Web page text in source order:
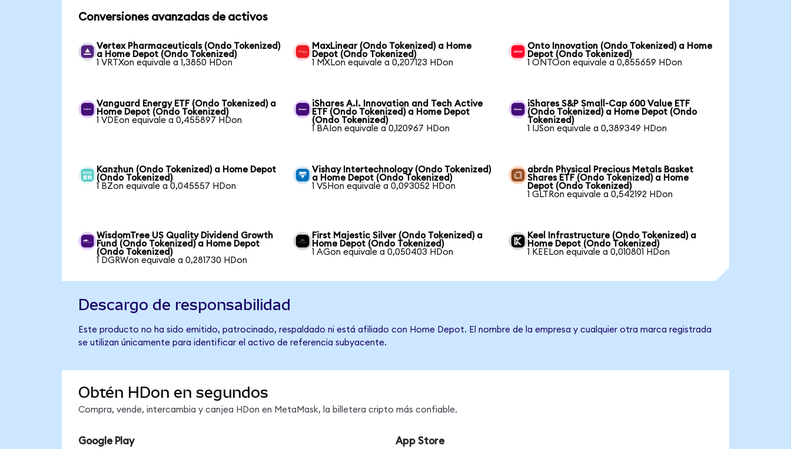
Conversiones avanzadas de activos
Vertex Pharmaceuticals (Ondo Tokenized)
a Home Depot (Ondo Tokenized)
1 VRTXon equivale a 1,3850 HDon
MaxLinear (Ondo Tokenized) a Home
Depot (Ondo Tokenized)
1 MXLon equivale a 0,207123 HDon
Onto Innovation (Ondo Tokenized) a Home
Depot (Ondo Tokenized)
1 ONTOon equivale a 0,855659 HDon
Vanguard Energy ETF (Ondo Tokenized) a
Home Depot (Ondo Tokenized)
1 VDEon equivale a 0,455897 HDon
iShares A.I. Innovation and Tech Active
ETF (Ondo Tokenized) a Home Depot
(Ondo Tokenized)
1 BAIon equivale a 0,120967 HDon
iShares S&P Small-Cap 600 Value ETF
(Ondo Tokenized) a Home Depot (Ondo
Tokenized)
1 IJSon equivale a 0,389349 HDon
Kanzhun (Ondo Tokenized) a Home Depot
(Ondo Tokenized)
1 BZon equivale a 0,045557 HDon
Vishay Intertechnology (Ondo Tokenized)
a Home Depot (Ondo Tokenized)
1 VSHon equivale a 0,093052 HDon
abrdn Physical Precious Metals Basket
Shares ETF (Ondo Tokenized) a Home
Depot (Ondo Tokenized)
1 GLTRon equivale a 0,542192 HDon
WisdomTree US Quality Dividend Growth
Fund (Ondo Tokenized) a Home Depot
(Ondo Tokenized)
1 DGRWon equivale a 0,281730 HDon
First Majestic Silver (Ondo Tokenized) a
Home Depot (Ondo Tokenized)
1 AGon equivale a 0,050403 HDon
Keel Infrastructure (Ondo Tokenized) a
Home Depot (Ondo Tokenized)
1 KEELon equivale a 0,010801 HDon
Descargo de responsabilidad
Este producto no ha sido emitido, patrocinado, respaldado ni está afiliado con Home Depot. El nombre de la empresa y cualquier otra marca registrada
se utilizan únicamente para identificar el activo de referencia subyacente.
Obtén HDon en segundos
Compra, vende, intercambia y canjea HDon en MetaMask, la billetera cripto más confiable.
Google Play App Store